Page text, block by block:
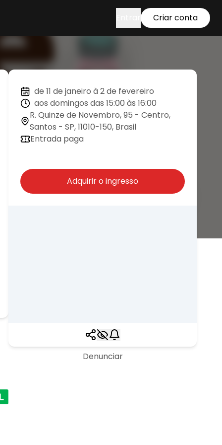
Criar conta
de 11 de janeiro à 2 de fevereiro
aos domingos das 15:00 às 16:00
R. Quinze de Novembro, 95 - Centro,
Santos - SP, 11010-150, Brasil
Entrada paga
Adquirir o ingresso
Denunciar